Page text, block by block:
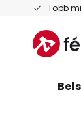
Több
Ugrás